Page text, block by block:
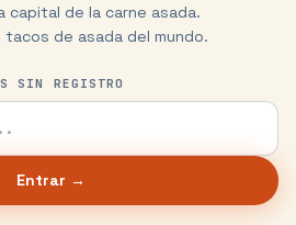
capital de la carne asada.
tacos de asada del mundo.
SIN REGISTRO
Entrar →